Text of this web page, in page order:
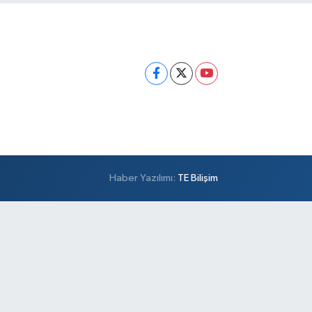
Haber Yazılımı: TE Bilişim